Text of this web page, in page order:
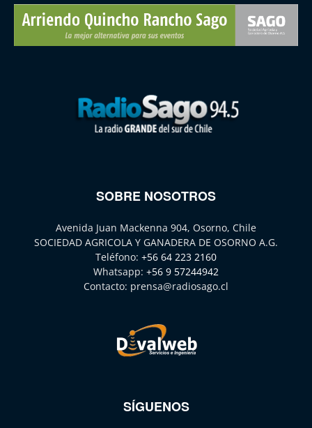
SOBRE NOSOTROS
Avenida Juan Mackenna 904, Osorno, Chile
SOCIEDAD AGRICOLA Y GANADERA DE OSORNO A.G.
Teléfono: +56 64 223 2160
Whatsapp: +56 9 57244942
Contacto: prensa@radiosago.cl
SÍGUENOS